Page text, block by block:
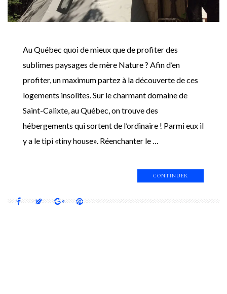
Au Québec quoi de mieux que de profiter des
sublimes paysages de mère Nature ? Afin d’en
profiter, un maximum partez à la découverte de ces
logements insolites. Sur le charmant domaine de
Saint-Calixte, au Québec, on trouve des
hébergements qui sortent de l’ordinaire ! Parmi eux il
y a le tipi «tiny house». Réenchanter le …
CONTINUER